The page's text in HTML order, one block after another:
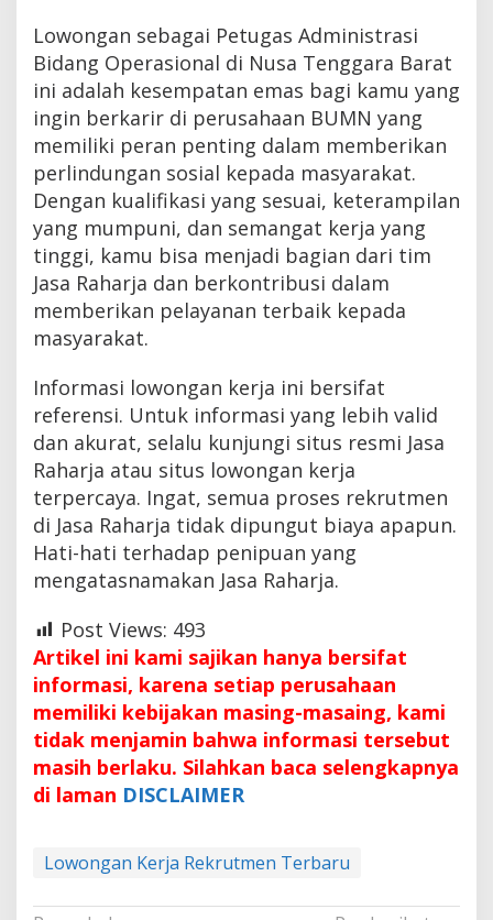
Lowongan sebagai Petugas Administrasi
Bidang Operasional di Nusa Tenggara Barat
ini adalah kesempatan emas bagi kamu yang
ingin berkarir di perusahaan BUMN yang
memiliki peran penting dalam memberikan
perlindungan sosial kepada masyarakat.
Dengan kualifikasi yang sesuai, keterampilan
yang mumpuni, dan semangat kerja yang
tinggi, kamu bisa menjadi bagian dari tim
Jasa Raharja dan berkontribusi dalam
memberikan pelayanan terbaik kepada
masyarakat.
Informasi lowongan kerja ini bersifat
referensi. Untuk informasi yang lebih valid
dan akurat, selalu kunjungi situs resmi Jasa
Raharja atau situs lowongan kerja
terpercaya. Ingat, semua proses rekrutmen
di Jasa Raharja tidak dipungut biaya apapun.
Hati-hati terhadap penipuan yang
mengatasnamakan Jasa Raharja.
Post Views: 493
Artikel ini kami sajikan hanya bersifat
informasi, karena setiap perusahaan
memiliki kebijakan masing-masaing, kami
tidak menjamin bahwa informasi tersebut
masih berlaku. Silahkan baca selengkapnya
di laman DISCLAIMER
Lowongan Kerja Rekrutmen Terbaru